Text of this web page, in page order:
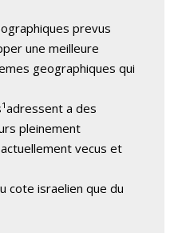
prevus
une meilleure
geographiques qui
a des
pleinement
vecus et
cote israelien que du